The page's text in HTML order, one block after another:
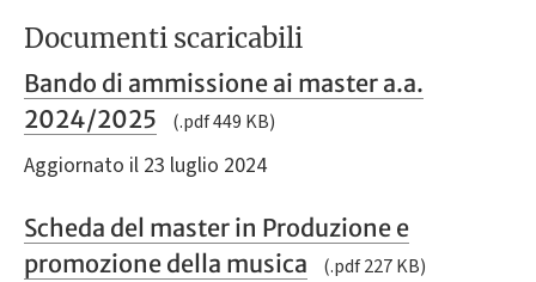
Documenti scaricabili
Bando di ammissione ai master a.a.
2024/2025
(.pdf 449 KB)
Aggiornato il 23 luglio 2024
Scheda del master in Produzione e
promozione della musica
(.pdf 227 KB)